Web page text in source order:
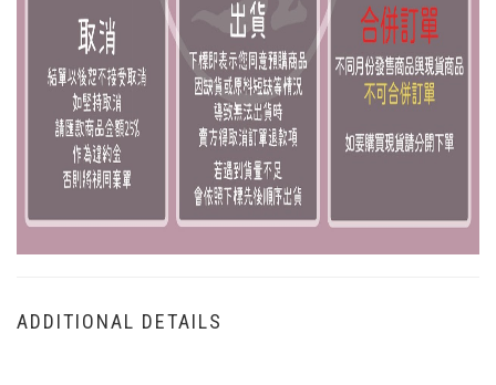
ADDITIONAL DETAILS